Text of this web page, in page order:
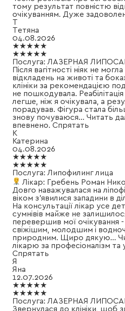
тому результат повністю
очікуванням. Дуже
Т
Тетяна
04.08.2026
★★★★★
★★★★★
Послуга: ЛАЗЕРНАЯ
Після вагітності ніяк не
відкладень на животі та
клініки за рекомендацією
не пошкодувала.
легше, ніж я очікувала, а
порадував. Фігура стала
знову почуваюся... Читать
впевнено. Спрятать
К
Катерина
04.08.2026
★★★★★
★★★★★
Послуга: Липофилинг лица
Лікар: Гребень Роман
Довго наважувалася на
віком з'явилися западини в
На консультації лікар усе
сумнівів майже не
перевершив мої очікування
свіжішим, молодшим і
природним. Щиро дякую...
лікарю за професіоналізм
Спрятать
Я
Яна
12.07.2026
★★★★★
★★★★★
Послуга: ЛАЗЕРНАЯ
Звернулася до клініки, щоб